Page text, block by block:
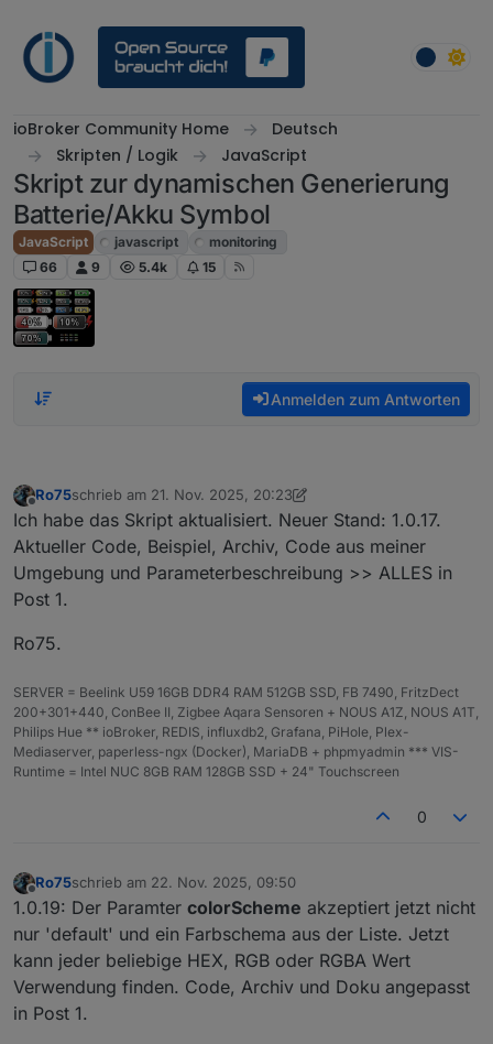
ioBroker Community Home
Deutsch
Skripten / Logik
JavaScript
Skript zur dynamischen Generierung
Batterie/Akku Symbol
JavaScript javascript
monitoring
66
9 5.4k 15
Anmelden zum Antworten
Offline
Ro75schrieb am 21. Nov. 2025, 20:23
zuletzt editiert von Ro75
Ich habe das Skript aktualisiert. Neuer Stand: 1.0.17.
Aktueller Code, Beispiel, Archiv, Code aus meiner
Umgebung und Parameterbeschreibung >> ALLES in
Post 1.
Ro75.
SERVER = Beelink U59 16GB DDR4 RAM 512GB SSD, FB 7490, FritzDect
200+301+440, ConBee II, Zigbee Aqara Sensoren + NOUS A1Z, NOUS A1T,
Philips Hue ** ioBroker, REDIS, influxdb2, Grafana, PiHole, Plex-
Mediaserver, paperless-ngx (Docker), MariaDB + phpmyadmin *** VIS-
Runtime = Intel NUC 8GB RAM 128GB SSD + 24" Touchscreen
0
Offline
Ro75schrieb am 22. Nov. 2025, 09:50
zuletzt editiert von
1.0.19: Der Paramter colorScheme akzeptiert jetzt nicht
nur 'default' und ein Farbschema aus der Liste. Jetzt
kann jeder beliebige HEX, RGB oder RGBA Wert
Verwendung finden. Code, Archiv und Doku angepasst
in Post 1.